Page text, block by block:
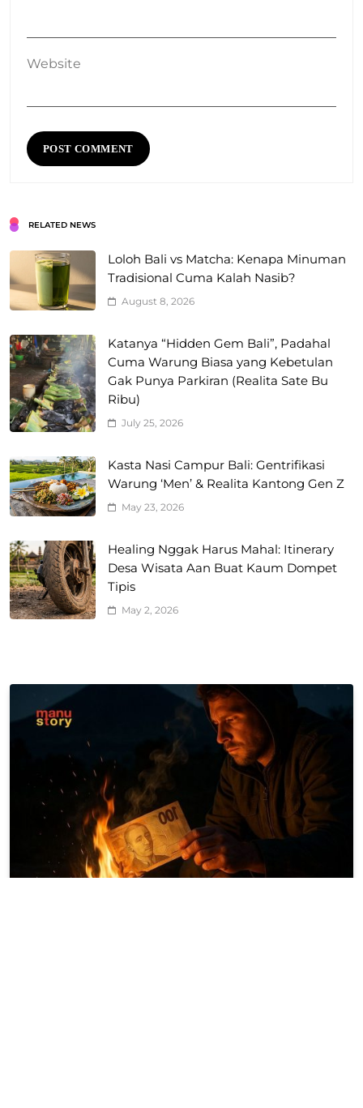
Website
RELATED NEWS
Loloh Bali vs Matcha: Kenapa Minuman
Tradisional Cuma Kalah Nasib?
August 8, 2026
Katanya “Hidden Gem Bali”, Padahal
Cuma Warung Biasa yang Kebetulan
Gak Punya Parkiran (Realita Sate Bu
Ribu)
July 25, 2026
Kasta Nasi Campur Bali: Gentrifikasi
Warung ‘Men’ & Realita Kantong Gen Z
May 23, 2026
Healing Nggak Harus Mahal: Itinerary
Desa Wisata Aan Buat Kaum Dompet
Tipis
May 2, 2026